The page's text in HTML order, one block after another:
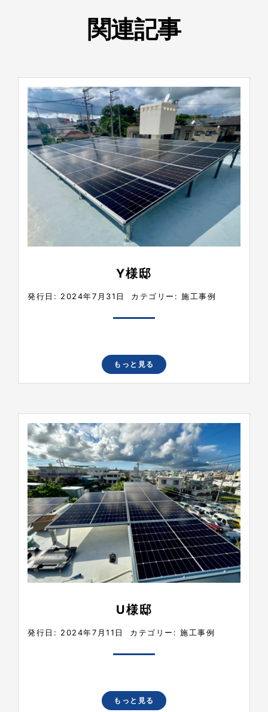
関連記事
Y様邸
発行日: 2024年7月31日 カテゴリー:施工事例
もっと見る
U様邸
発行日: 2024年7月11日 カテゴリー:施工事例
もっと見る